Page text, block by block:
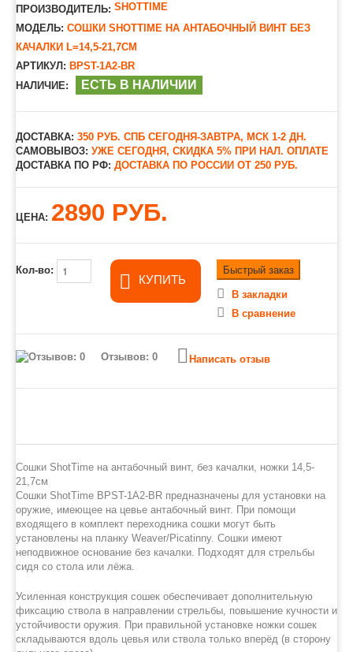
ПРОИЗВОДИТЕЛЬ: SHOTTIME
МОДЕЛЬ: СОШКИ SHOTTIME НА АНТАБОЧНЫЙ ВИНТ БЕЗ
КАЧАЛКИ L=14,5-21,7СМ
АРТИКУЛ: BPST-1A2-BR
НАЛИЧИЕ:
ЕСТЬ В НАЛИЧИИ
ДОСТАВКА: 350 РУБ. СПБ СЕГОДНЯ-ЗАВТРА, МСК 1-2 ДН.
САМОВЫВОЗ: УЖЕ СЕГОДНЯ, СКИДКА 5% ПРИ НАЛ. ОПЛАТЕ
ДОСТАВКА ПО РФ: ДОСТАВКА ПО РОССИИ ОТ 250 РУБ.
ЦЕНА: 2890 РУБ.
Кол-во:
КУПИТЬ
Быстрый заказ
В закладки
В сравнение
Отзывов: 0 Написать отзыв
Cошки ShotTime на антабочный винт, без качалки, ножки 14,5-
21,7см
Cошки ShotTime BPST-1A2-BR предназначены для установки на
оружие, имеющее на цевье антабочный винт. При помощи
входящего в комплект переходника сошки могут быть
установлены на планку Weaver/Picatinny. Сошки имеют
неподвижное основание без качалки. Подходят для стрельбы
сидя со стола или лёжа.
Усиленная конструкция сошек обеспечивает дополнительную
фиксацию ствола в направлении стрельбы, повышение кучности и
устойчивости оружия. При правильной установке ножки сошек
складываются вдоль цевья или ствола только вперёд (в сторону